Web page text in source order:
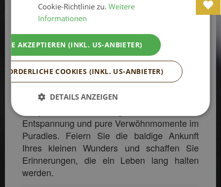
03.05.2026 - 08.11.2026
Babymoon im Puradies
Massage, Microsalt-Anwendung & Spa
inklusive - einfach nur genießen. Gönnen
Sie sich und Ihrem Partner eine
unvergessliche Auszeit vor der Geburt Ihres
Entspannung und pure Verwöhnmomente im
Puradies. Feiern Sie die baldige Ankunft
Ihres kleinen Wunders und schaffen Sie
Erinnerungen, die ein Leben lang halten
werden.
Cookie-Richtlinie zu.Weitere
Informationen
AKZEPTIEREN (INKL. US-ANBIETER)
COOKIES (INKL. US-ANBIETER)
DETAILS ANZEIGEN